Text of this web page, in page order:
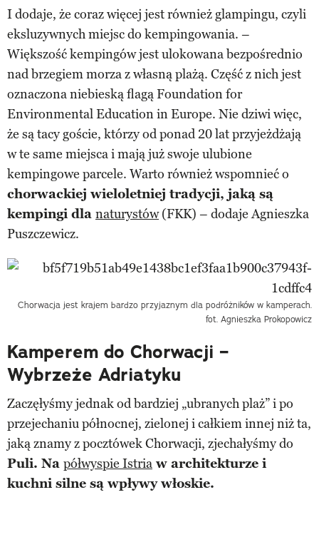
I dodaje, że coraz więcej jest również glampingu, czyli
eksluzywnych miejsc do kempingowania. –
Większość kempingów jest ulokowana bezpośrednio
nad brzegiem morza z własną plażą. Część z nich jest
oznaczona niebieską flagą Foundation for
Environmental Education in Europe. Nie dziwi więc,
że są tacy goście, którzy od ponad 20 lat przyjeżdżają
w te same miejsca i mają już swoje ulubione
kempingowe parcele. Warto również wspomnieć o
chorwackiej wieloletniej tradycji, jaką są
kempingi dla naturystów(FKK) – dodaje Agnieszka
Puszczewicz.
Chorwacja jest krajem bardzo przyjaznym dla podróżników w kamperach.
fot. Agnieszka Prokopowicz
Kamperem do Chorwacji –
Wybrzeże Adriatyku
Zaczęłyśmy jednak od bardziej „ubranych plaż” i po
przejechaniu północnej, zielonej i całkiem innej niż ta,
jaką znamy z pocztówek Chorwacji, zjechałyśmy do
Puli. Na półwyspie Istria w architekturze i
kuchni silne są wpływy włoskie.